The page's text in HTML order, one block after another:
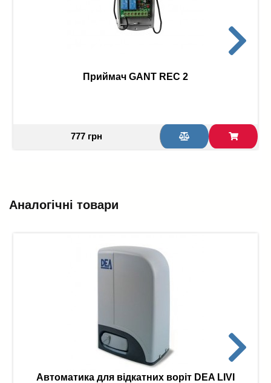
Приймач GANT REC 2
777 грн
Аналогічні товари
Автоматика для відкатних воріт DEA LIVI